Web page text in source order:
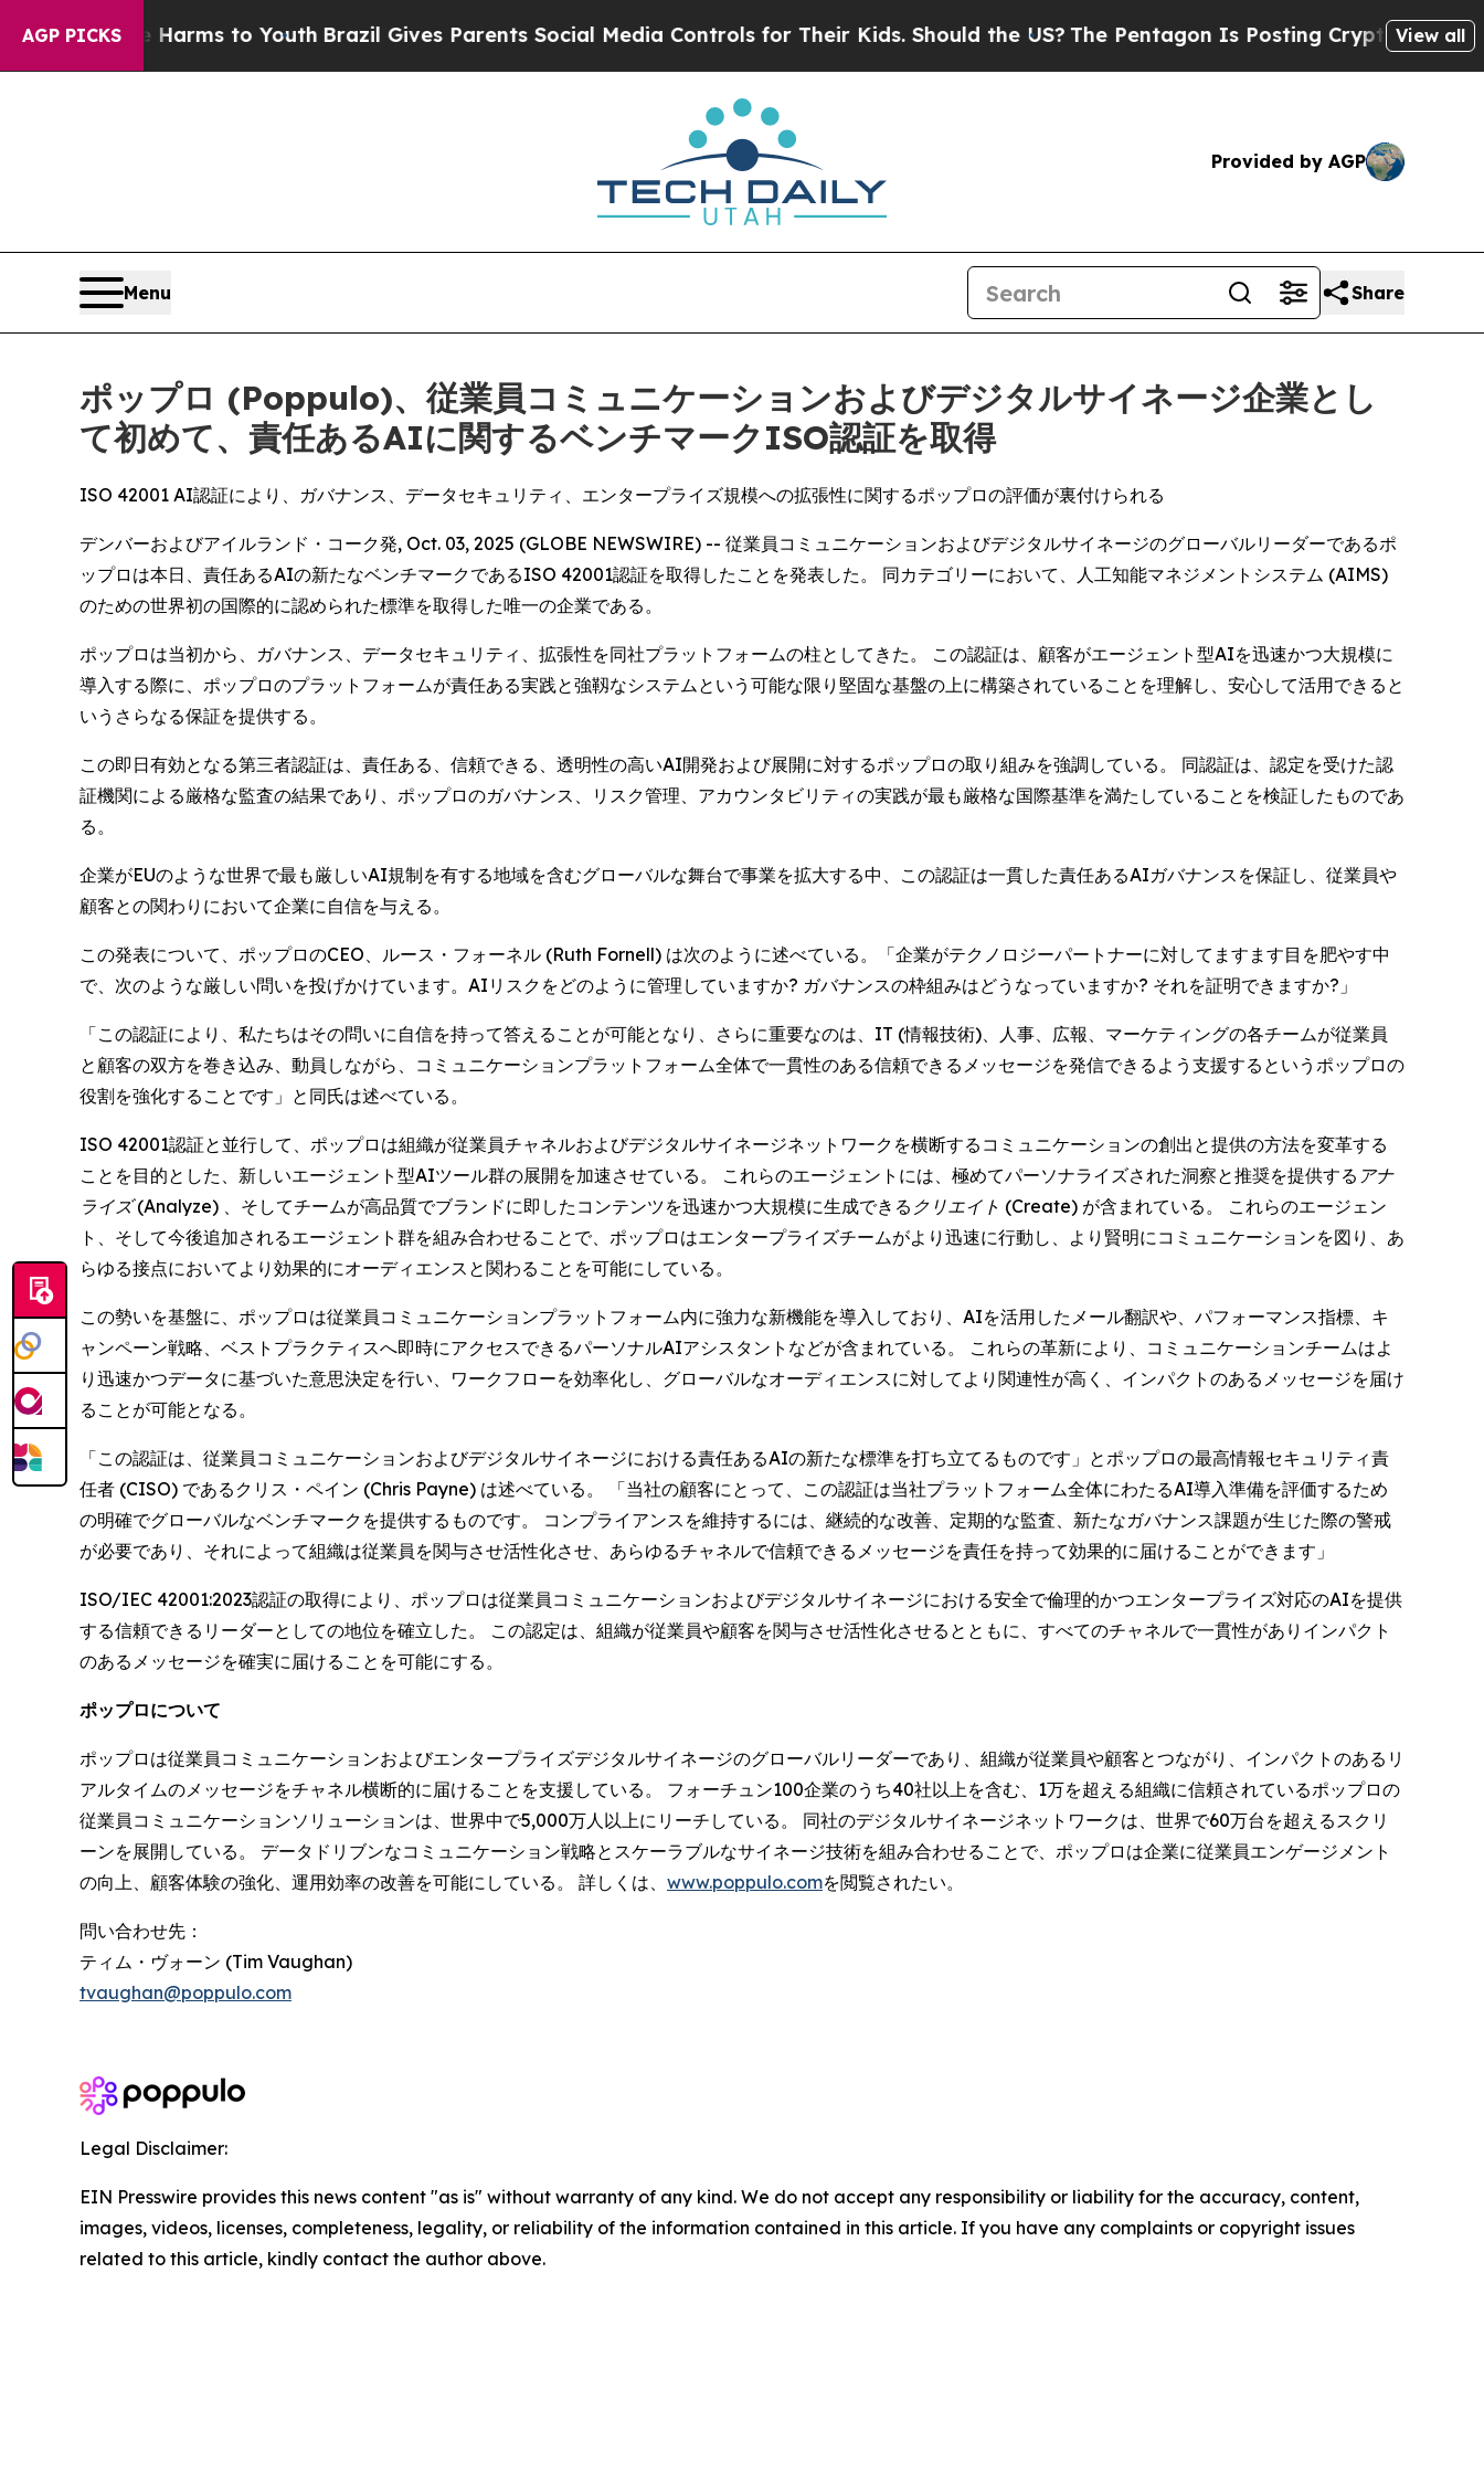
AGP PICKS
Harms to Youth Brazil Gives Parents Social Media Controls for Their Kids. Should the US?The Pentagon Is Posting Cryptic Biblical View all
Provided by AGP
Menu Share
ポップロ (Poppulo)、従業員コミュニケーションおよびデジタルサイネージ企業とし
て初めて、責任あるAIに関するベンチマークISO認証を取得
ISO 42001 AI認証により、ガバナンス、データセキュリティ、エンタープライズ規模への拡張性に関するポップロの評価が裏付けられる
デンバーおよびアイルランド・コーク発, Oct. 03, 2025 (GLOBE NEWSWIRE) -- 従業員コミュニケーションおよびデジタルサイネージのグローバルリーダーであるポ
ップロは本日、責任あるAIの新たなベンチマークであるISO 42001認証を取得したことを発表した。 同カテゴリーにおいて、人工知能マネジメントシステム (AIMS)
のための世界初の国際的に認められた標準を取得した唯一の企業である。
ポップロは当初から、ガバナンス、データセキュリティ、拡張性を同社プラットフォームの柱としてきた。 この認証は、顧客がエージェント型AIを迅速かつ大規模に
導入する際に、ポップロのプラットフォームが責任ある実践と強靱なシステムという可能な限り堅固な基盤の上に構築されていることを理解し、安心して活用できると
いうさらなる保証を提供する。
この即日有効となる第三者認証は、責任ある、信頼できる、透明性の高いAI開発および展開に対するポップロの取り組みを強調している。 同認証は、認定を受けた認
証機関による厳格な監査の結果であり、ポップロのガバナンス、リスク管理、アカウンタビリティの実践が最も厳格な国際基準を満たしていることを検証したものであ
る。
企業がEUのような世界で最も厳しいAI規制を有する地域を含むグローバルな舞台で事業を拡大する中、この認証は一貫した責任あるAIガバナンスを保証し、従業員や
顧客との関わりにおいて企業に自信を与える。
この発表について、ポップロのCEO、ルース・フォーネル (Ruth Fornell) は次のように述べている。「企業がテクノロジーパートナーに対してますます目を肥やす中
で、次のような厳しい問いを投げかけています。AIリスクをどのように管理していますか? ガバナンスの枠組みはどうなっていますか? それを証明できますか?」
「この認証により、私たちはその問いに自信を持って答えることが可能となり、さらに重要なのは、IT (情報技術)、人事、広報、マーケティングの各チームが従業員
と顧客の双方を巻き込み、動員しながら、コミュニケーションプラットフォーム全体で一貫性のある信頼できるメッセージを発信できるよう支援するというポップロの
役割を強化することです」と同氏は述べている。
ISO 42001認証と並行して、ポップロは組織が従業員チャネルおよびデジタルサイネージネットワークを横断するコミュニケーションの創出と提供の方法を変革する
ことを目的とした、新しいエージェント型AIツール群の展開を加速させている。 これらのエージェントには、極めてパーソナライズされた洞察と推奨を提供する アナ
ライズ (Analyze) 、そしてチームが高品質でブランドに即したコンテンツを迅速かつ大規模に生成できる クリエイト (Create) が含まれている。 これらのエージェン
ト、そして今後追加されるエージェント群を組み合わせることで、ポップロはエンタープライズチームがより迅速に行動し、より賢明にコミュニケーションを図り、あ
らゆる接点においてより効果的にオーディエンスと関わることを可能にしている。
この勢いを基盤に、ポップロは従業員コミュニケーションプラットフォーム内に強力な新機能を導入しており、AIを活用したメール翻訳や、パフォーマンス指標、キ
ャンペーン戦略、ベストプラクティスへ即時にアクセスできるパーソナルAIアシスタントなどが含まれている。 これらの革新により、コミュニケーションチームはよ
り迅速かつデータに基づいた意思決定を行い、ワークフローを効率化し、グローバルなオーディエンスに対してより関連性が高く、インパクトのあるメッセージを届け
ることが可能となる。
「この認証は、従業員コミュニケーションおよびデジタルサイネージにおける責任あるAIの新たな標準を打ち立てるものです」とポップロの最高情報セキュリティ責
任者 (CISO) であるクリス・ペイン (Chris Payne) は述べている。 「当社の顧客にとって、この認証は当社プラットフォーム全体にわたるAI導入準備を評価するため
の明確でグローバルなベンチマークを提供するものです。 コンプライアンスを維持するには、継続的な改善、定期的な監査、新たなガバナンス課題が生じた際の警戒
が必要であり、それによって組織は従業員を関与させ活性化させ、あらゆるチャネルで信頼できるメッセージを責任を持って効果的に届けることができます」
ISO/IEC 42001:2023認証の取得により、ポップロは従業員コミュニケーションおよびデジタルサイネージにおける安全で倫理的かつエンタープライズ対応のAIを提供
する信頼できるリーダーとしての地位を確立した。 この認定は、組織が従業員や顧客を関与させ活性化させるとともに、すべてのチャネルで一貫性がありインパクト
のあるメッセージを確実に届けることを可能にする。
ポップロについて
ポップロは従業員コミュニケーションおよびエンタープライズデジタルサイネージのグローバルリーダーであり、組織が従業員や顧客とつながり、インパクトのあるリ
アルタイムのメッセージをチャネル横断的に届けることを支援している。 フォーチュン100企業のうち40社以上を含む、1万を超える組織に信頼されているポップロの
従業員コミュニケーションソリューションは、世界中で5,000万人以上にリーチしている。 同社のデジタルサイネージネットワークは、世界で60万台を超えるスクリ
ーンを展開している。 データドリブンなコミュニケーション戦略とスケーラブルなサイネージ技術を組み合わせることで、ポップロは企業に従業員エンゲージメント
の向上、顧客体験の強化、運用効率の改善を可能にしている。 詳しくは、 www.poppulo.comを閲覧されたい。
問い合わせ先：
ティム・ヴォーン (Tim Vaughan)
tvaughan@poppulo.com
Legal Disclaimer:
EIN Presswire provides this news content "as is" without warranty of any kind. We do not accept any responsibility or liability for the accuracy, content,
images, videos, licenses, completeness, legality, or reliability of the information contained in this article. If you have any complaints or copyright issues
related to this article, kindly contact the author above.